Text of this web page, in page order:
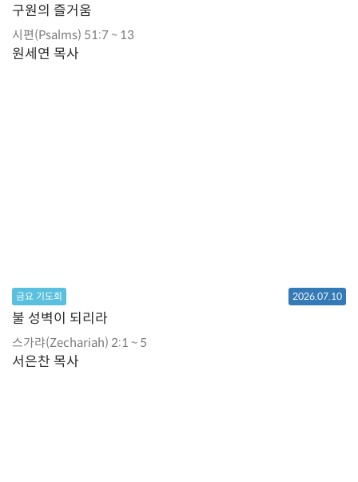
구원의 즐거움
시편(Psalms) 51:7 ~ 13
원세연 목사
금요 기도회 2026.07.10
불 성벽이 되리라
스가랴(Zechariah) 2:1 ~ 5
서은찬 목사